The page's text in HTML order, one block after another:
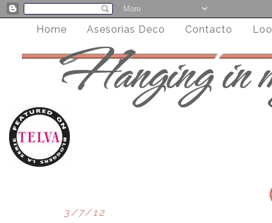
Home Asesorias Deco Contacto
3/7/12